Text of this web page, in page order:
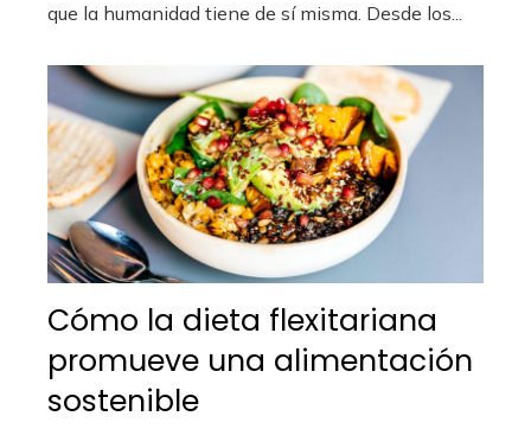
que la humanidad tiene de sí misma. Desde los...
Cómo la dieta flexitariana
promueve una alimentación
sostenible